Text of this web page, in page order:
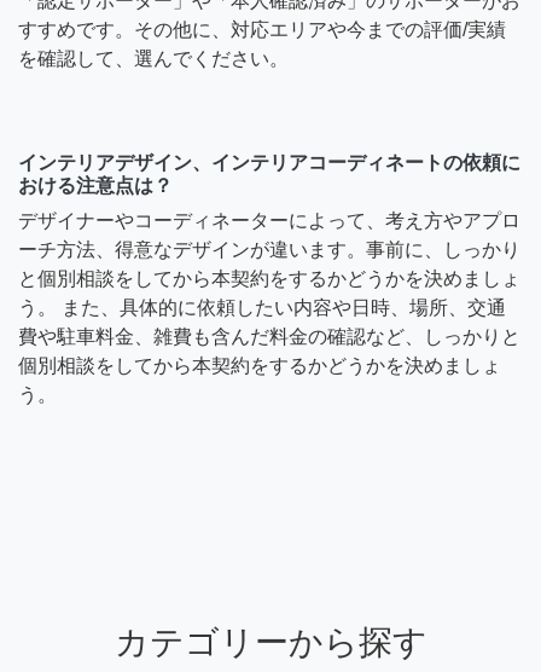
すすめです。その他に、対応エリアや今までの評価/実績
を確認して、選んでください。
インテリアデザイン、インテリアコーディネートの依頼に
おける注意点は？
デザイナーやコーディネーターによって、考え方やアプロ
ーチ方法、得意なデザインが違います。事前に、しっかり
と個別相談をしてから本契約をするかどうかを決めましょ
う。 また、具体的に依頼したい内容や日時、場所、交通
費や駐車料金、雑費も含んだ料金の確認など、しっかりと
個別相談をしてから本契約をするかどうかを決めましょ
う。
カテゴリーから探す